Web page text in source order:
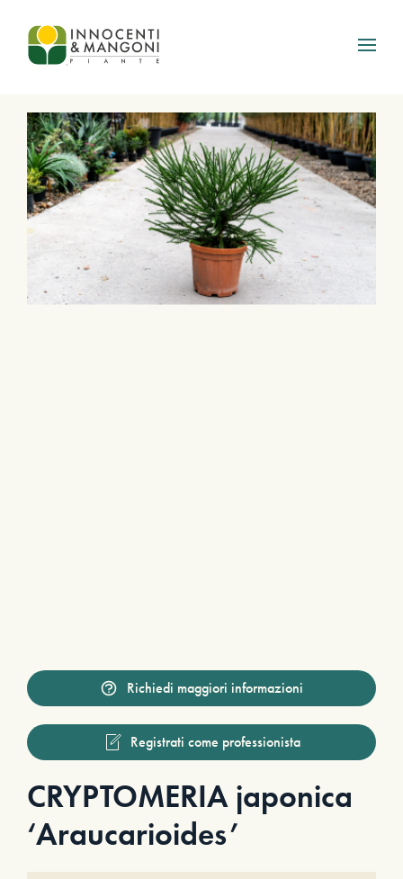
Skip to main content
Richiedi maggiori informazioni
Registrati come professionista
CRYPTOMERIA japonica
‘Araucarioides’